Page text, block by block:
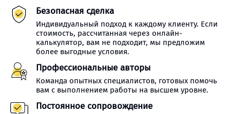
Безопасная сделка
Индивидуальный подход к каждому клиенту. Если
стоимость, рассчитанная через онлайн-
калькулятор, вам не подходит, мы предложим
более выгодные условия.
Профессиональные авторы
Команда опытных специалистов, готовых помочь
вам с выполнением работы на высшем уровне.
Постоянное сопровождение